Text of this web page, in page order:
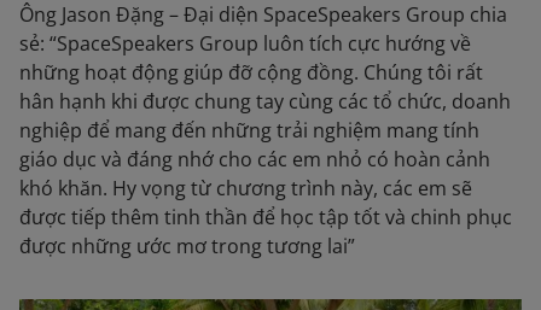
Ông Jason Đặng – Đại diện SpaceSpeakers Group chia
sẻ: “SpaceSpeakers Group luôn tích cực hướng về
những hoạt động giúp đỡ cộng đồng. Chúng tôi rất
hân hạnh khi được chung tay cùng các tổ chức, doanh
nghiệp để mang đến những trải nghiệm mang tính
giáo dục và đáng nhớ cho các em nhỏ có hoàn cảnh
khó khăn. Hy vọng từ chương trình này, các em sẽ
được tiếp thêm tinh thần để học tập tốt và chinh phục
được những ước mơ trong tương lai”